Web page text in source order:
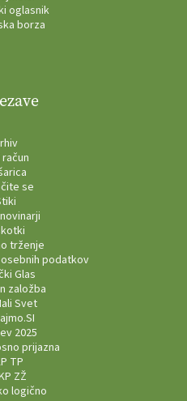
oglasnik
borza
se
trženje
podatkov
Glas
založba
Svet
2025
prijazna
TP
ZŽ
logično